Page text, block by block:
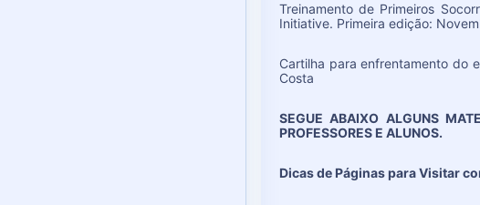
Treinamento de Primeiros
Initiative. Primeira edição:
Cartilha para enfrentamento do
Costa
SEGUE ABAIXO ALGUNS
PROFESSORES E ALUNOS.
Dicas de Páginas para Visitar